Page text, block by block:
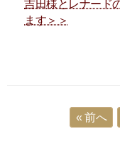
吉田様とレナード
ます＞＞
« 前へ